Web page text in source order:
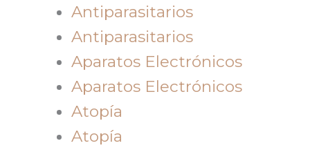
Antiparasitarios
Antiparasitarios
Aparatos Electrónicos
Aparatos Electrónicos
Atopía
Atopía